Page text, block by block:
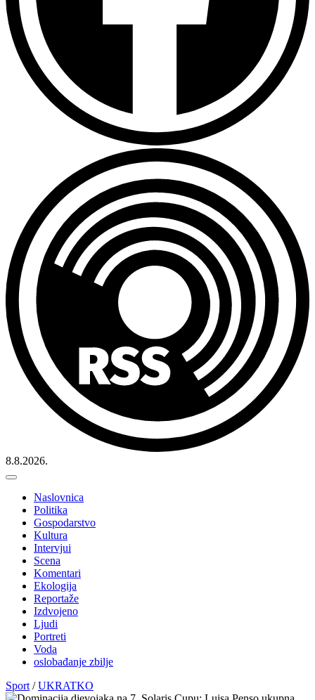
8.8.2026.
Naslovnica
Politika
Gospodarstvo
Kultura
Intervjui
Scena
Komentari
Ekologija
Reportaže
Izdvojeno
Ljudi
Portreti
Voda
oslobađanje zbilje
Sport /UKRATKO